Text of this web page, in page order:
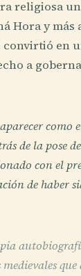
religiosa
Hora y
convirtió en
a
como
de la pose
con el
de haber